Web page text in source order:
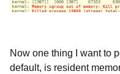
Now one thing I want to
default, is resident